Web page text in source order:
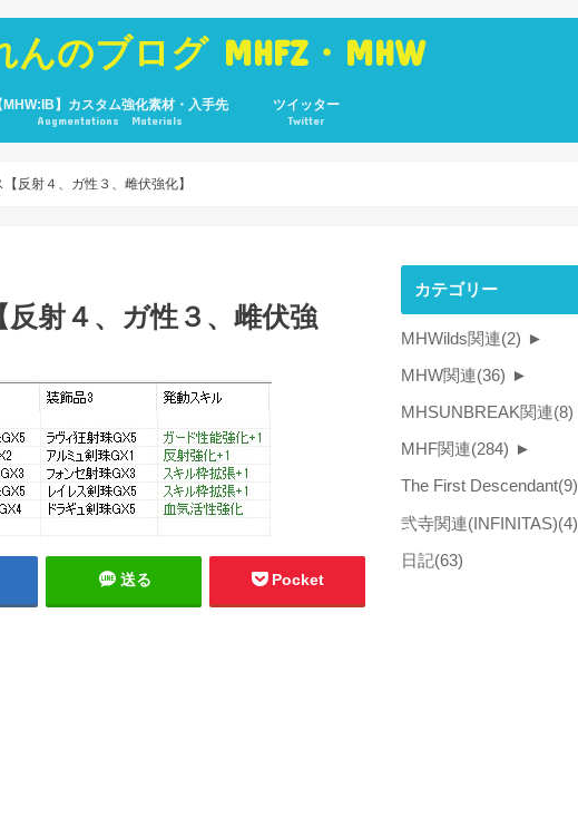
んのブログ MHFZ・MHW
MHW:IB】カスタム強化素材・入手先
Augmentations Materials
ツイッター
Twitter
反射４、ガ性３、雌伏強化】
反射４、ガ性３、雌伏強
送る Pocket
カテゴリー
MHWilds関連(2) ►
MHW関連(36) ►
MHSUNBREAK関連(8)
MHF関連(284) ►
The First Descendant(9)
弐寺関連(INFINITAS)(4)
日記(63)